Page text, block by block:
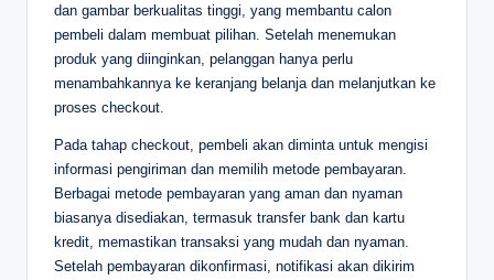
dan gambar berkualitas tinggi, yang membantu calon
pembeli dalam membuat pilihan. Setelah menemukan
produk yang diinginkan, pelanggan hanya perlu
menambahkannya ke keranjang belanja dan melanjutkan ke
proses checkout.
Pada tahap checkout, pembeli akan diminta untuk mengisi
informasi pengiriman dan memilih metode pembayaran.
Berbagai metode pembayaran yang aman dan nyaman
biasanya disediakan, termasuk transfer bank dan kartu
kredit, memastikan transaksi yang mudah dan nyaman.
Setelah pembayaran dikonfirmasi, notifikasi akan dikirim